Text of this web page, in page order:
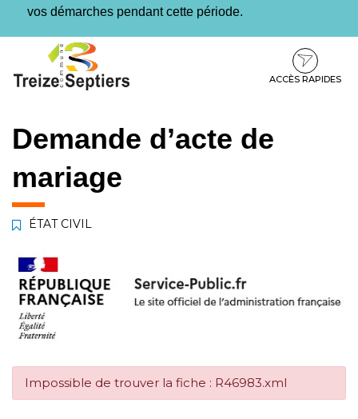
vos démarches pendant cette période.
contenu
pied
ACCÈS RAPIDES
Demande d’acte de
mariage
ÉTAT CIVIL
Impossible de trouver la fiche : R46983.xml